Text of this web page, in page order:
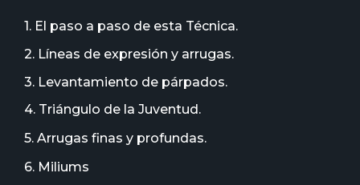
1. El paso a paso de esta Técnica.
2. Líneas de expresión y arrugas.
3. Levantamiento de párpados.
4. Triángulo de la Juventud.
5. Arrugas finas y profundas.
6. Miliums